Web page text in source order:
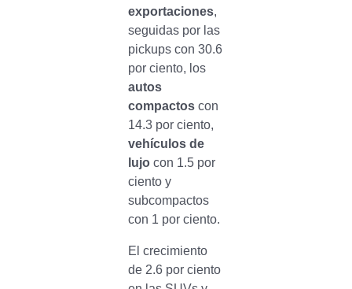
exportaciones,
seguidas por las
pickups con 30.6
por ciento, los
autos
compactos con
14.3 por ciento,
vehículos de
lujocon 1.5 por
ciento y
subcompactos
con 1 por ciento.
El crecimiento
de 2.6 por ciento